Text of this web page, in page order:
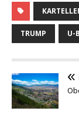
c
b
TRUMP U-